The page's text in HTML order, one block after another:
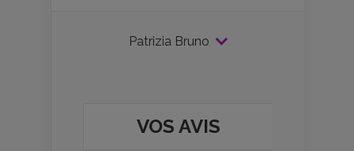
Patrizia Bruno
VOS AVIS